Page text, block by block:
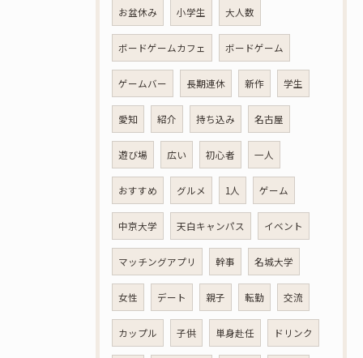
お盆休み 小学生 大人数
ボードゲームカフェ ボードゲーム
ゲームバー 長期連休 新作 学生
愛知 紹介 持ち込み 名古屋
遊び場 広い 初心者 一人
おすすめ グルメ 1人 ゲーム
中京大学 天白キャンパス イベント
マッチングアプリ 幹事 名城大学
女性 デート 親子 転勤 交流
カップル 子供 単身赴任 ドリンク